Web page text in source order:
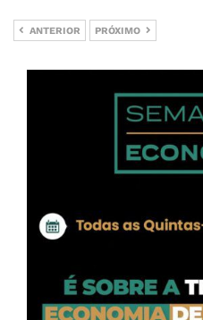
ANTERIOR PRÓXIMO